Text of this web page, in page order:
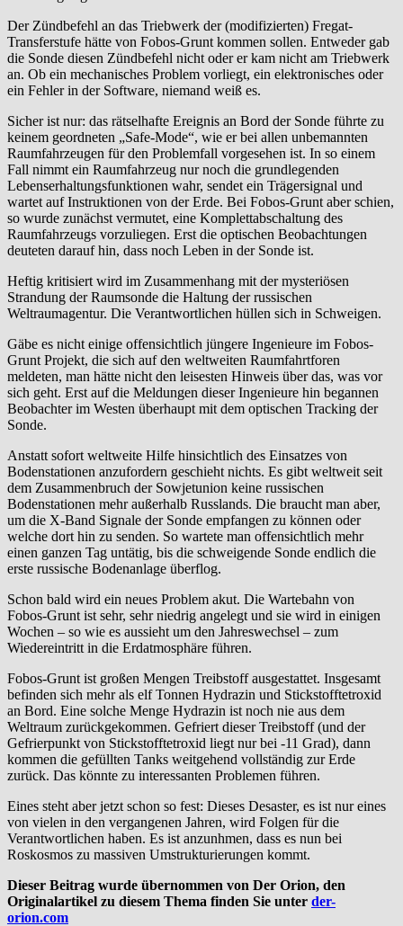
Der Zündbefehl an das Triebwerk der (modifizierten) Fregat-
Transferstufe hätte von Fobos-Grunt kommen sollen. Entweder gab
die Sonde diesen Zündbefehl nicht oder er kam nicht am Triebwerk
an. Ob ein mechanisches Problem vorliegt, ein elektronisches oder
ein Fehler in der Software, niemand weiß es.
Sicher ist nur: das rätselhafte Ereignis an Bord der Sonde führte zu
keinem geordneten „Safe-Mode“, wie er bei allen unbemannten
Raumfahrzeugen für den Problemfall vorgesehen ist. In so einem
Fall nimmt ein Raumfahrzeug nur noch die grundlegenden
Lebenserhaltungsfunktionen wahr, sendet ein Trägersignal und
wartet auf Instruktionen von der Erde. Bei Fobos-Grunt aber schien,
so wurde zunächst vermutet, eine Komplettabschaltung des
Raumfahrzeugs vorzuliegen. Erst die optischen Beobachtungen
deuteten darauf hin, dass noch Leben in der Sonde ist.
Heftig kritisiert wird im Zusammenhang mit der mysteriösen
Strandung der Raumsonde die Haltung der russischen
Weltraumagentur. Die Verantwortlichen hüllen sich in Schweigen.
Gäbe es nicht einige offensichtlich jüngere Ingenieure im Fobos-
Grunt Projekt, die sich auf den weltweiten Raumfahrtforen
meldeten, man hätte nicht den leisesten Hinweis über das, was vor
sich geht. Erst auf die Meldungen dieser Ingenieure hin begannen
Beobachter im Westen überhaupt mit dem optischen Tracking der
Sonde.
Anstatt sofort weltweite Hilfe hinsichtlich des Einsatzes von
Bodenstationen anzufordern geschieht nichts. Es gibt weltweit seit
dem Zusammenbruch der Sowjetunion keine russischen
Bodenstationen mehr außerhalb Russlands. Die braucht man aber,
um die X-Band Signale der Sonde empfangen zu können oder
welche dort hin zu senden. So wartete man offensichtlich mehr
einen ganzen Tag untätig, bis die schweigende Sonde endlich die
erste russische Bodenanlage überflog.
Schon bald wird ein neues Problem akut. Die Wartebahn von
Fobos-Grunt ist sehr, sehr niedrig angelegt und sie wird in einigen
Wochen – so wie es aussieht um den Jahreswechsel – zum
Wiedereintritt in die Erdatmosphäre führen.
Fobos-Grunt ist großen Mengen Treibstoff ausgestattet. Insgesamt
befinden sich mehr als elf Tonnen Hydrazin und Stickstofftetroxid
an Bord. Eine solche Menge Hydrazin ist noch nie aus dem
Weltraum zurückgekommen. Gefriert dieser Treibstoff (und der
Gefrierpunkt von Stickstofftetroxid liegt nur bei -11 Grad), dann
kommen die gefüllten Tanks weitgehend vollständig zur Erde
zurück. Das könnte zu interessanten Problemen führen.
Eines steht aber jetzt schon so fest: Dieses Desaster, es ist nur eines
von vielen in den vergangenen Jahren, wird Folgen für die
Verantwortlichen haben. Es ist anzunhmen, dass es nun bei
Roskosmos zu massiven Umstrukturierungen kommt.
Dieser Beitrag wurde übernommen von Der Orion, den
Originalartikel zu diesem Thema finden Sie unter der-
orion.com